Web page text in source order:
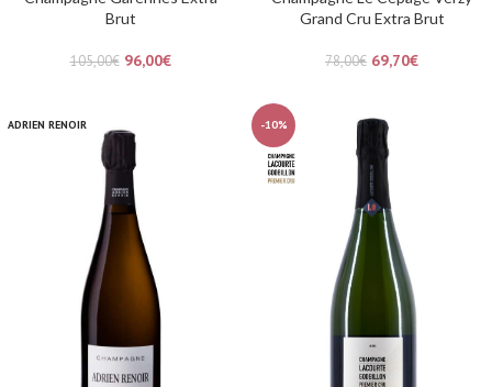
Brut
105,00€ 96,00€
Grand Cru Extra Brut
78,00€ 69,70€
ADRIEN RENOIR -10%